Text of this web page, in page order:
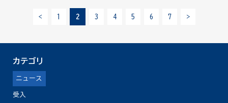
< 1 2 3 4 5 6 7 >
カテゴリ
ニュース
受入